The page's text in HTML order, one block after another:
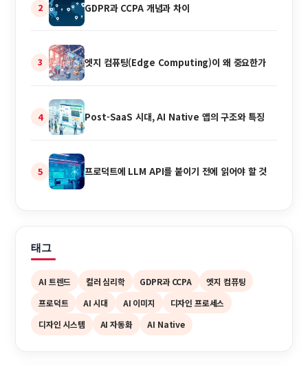
2 GDPR과 CCPA 개념과 차이
3 엣지 컴퓨팅(Edge Computing)이 왜 중요한가
4 Post-SaaS 시대, AI Native 앱의 구조와 특징
5 프로덕트에 LLM API를 붙이기 전에 읽어야 할 것
태그
AI 트렌드 컬러 심리학 GDPR과 CCPA
엣지 컴퓨팅
프로덕트
AI 시대 AI 이미지
디자인 프로세스
디자인 시스템
AI 자동화 AI Native